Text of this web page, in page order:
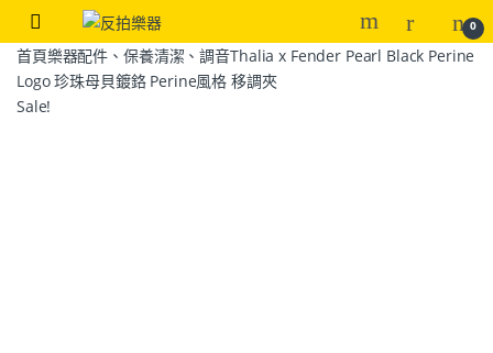
0
首頁樂器配件、保養清潔、調音Thalia x Fender Pearl Black Perine
Logo 珍珠母貝鍍鉻 Perine風格 移調夾
Sale!